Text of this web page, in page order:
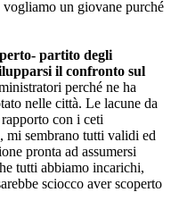
un giovane purché
partito degli
il confronto sul
perché ne ha
nelle città. Le lacune da
con i ceti
sembrano tutti validi ed
pronta ad assumersi
tutti abbiamo incarichi,
sciocco aver scoperto